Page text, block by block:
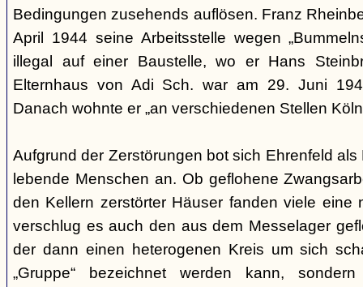
Bedingungen zusehends auflösen. Franz
April 1944 seine Arbeitsstelle wegen
illegal auf einer Baustelle, wo er Hans
Elternhaus von Adi Sch. war am 29. Juni
Danach wohnte er „an verschiedenen Stellen
Aufgrund der Zerstörungen bot sich Ehrenfeld
lebende Menschen an. Ob geflohene
den Kellern zerstörter Häuser fanden viele eine
verschlug es auch den aus dem Messelager
der dann einen heterogenen Kreis um sich
„Gruppe“ bezeichnet werden kann,